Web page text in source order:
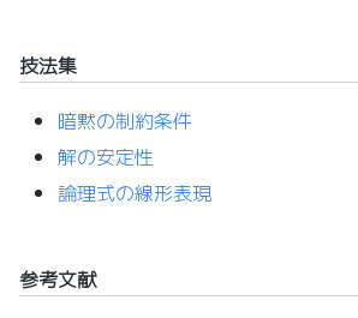
技法集
暗黙の制約条件
解の安定性
論理式の線形表現
参考文献